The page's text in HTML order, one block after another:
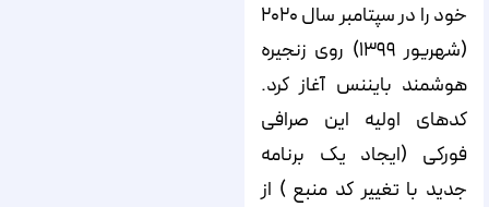
خود را در سپتامبر سال ۲۰۲۰
(شهریور ۱۳۹۹) روی زنجیره
هوشمند بایننس آغاز کرد.
کدهای اولیه این صرافی
فورکی (ایجاد یک برنامه
جدید با تغییر کد منبع ) از